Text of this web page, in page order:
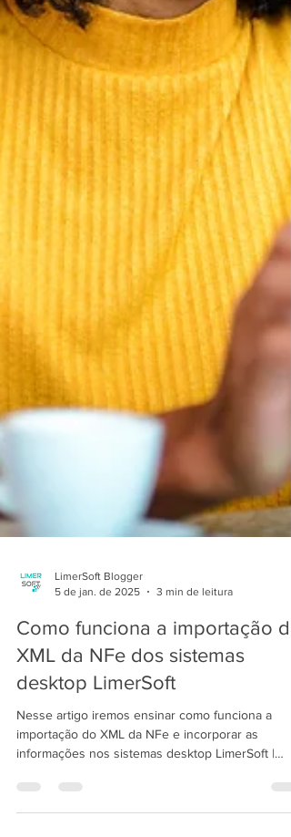
5 de jan. de 2025
3 min de leitura
Como funciona a importação do
XML da NFe dos sistemas
desktop LimerSoft
Nesse artigo iremos ensinar como funciona a